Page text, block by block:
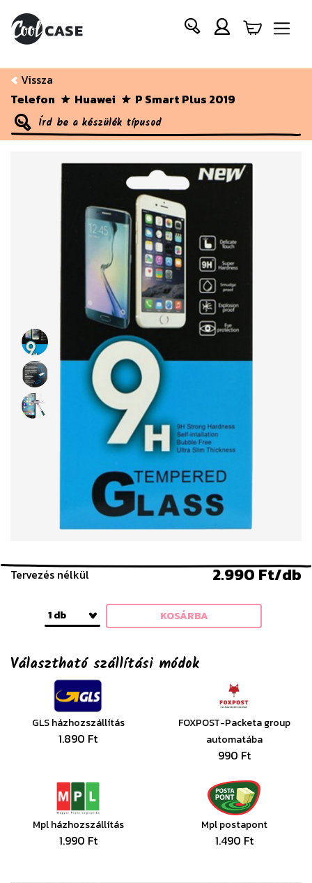
Vissza
Telefon
Huawei P Smart Plus 2019
Tervezés nélkül 2.990 Ft/db
1 db KOSÁRBA
Választható szállítási módok
GLS házhozszállítás
1.890 Ft
FOXPOST-Packeta group
automatába
990 Ft
Mpl házhozszállítás
1.990 Ft
Mpl postapont
1.490 Ft